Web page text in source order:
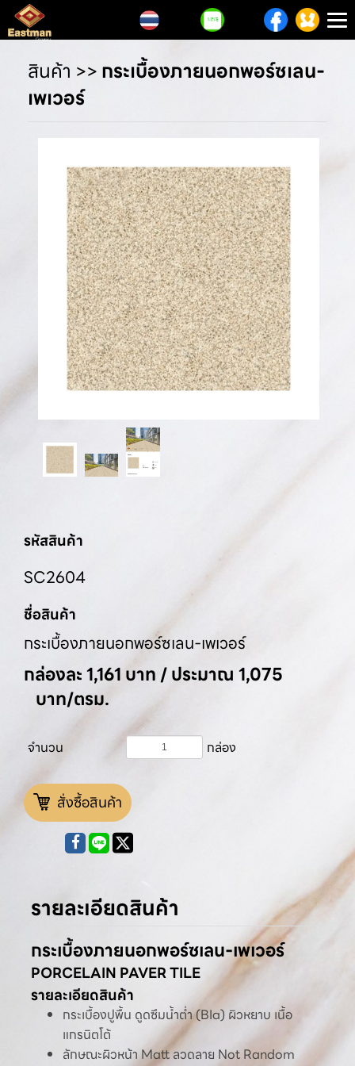
สินค้า >>กระเบื้องภายนอกพอร์ซเลน-
เพเวอร์
รหัสสินค้า
SC2604
ชื่อสินค้า
กระเบื้องภายนอกพอร์ซเลน-เพเวอร์
กล่องละ 1,161 บาท / ประมาณ 1,075
บาท/ตรม.
จำนวน กล่อง
สั่งซื้อสินค้า
รายละเอียดสินค้า
กระเบื้องภายนอกพอร์ซเลน-เพเวอร์
PORCELAIN PAVER TILE
รายละเอียดสินค้า
กระเบื้องปูพื้น ดูดซึมน้ำต่ำ (BIa) ผิวหยาบ เนื้อ
แกรนิตโต้
ลักษณะผิวหน้า Matt ลวดลาย Not Random